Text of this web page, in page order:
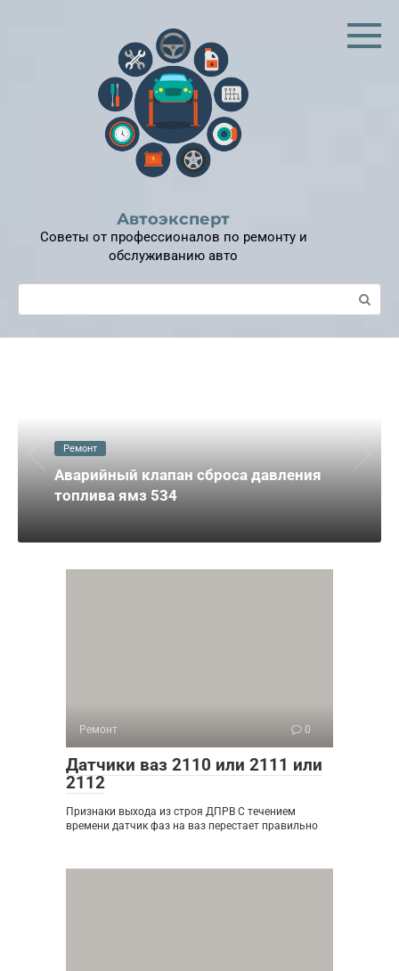
Автоэксперт
Советы от профессионалов по ремонту и
обслуживанию авто
Поиск:
Ремонт
Аварийный клапан сброса давления
топлива ямз 534
Ремонт 0
Датчики ваз 2110 или 2111 или
2112
Признаки выхода из строя ДПРВ С течением
времени датчик фаз на ваз перестает правильно